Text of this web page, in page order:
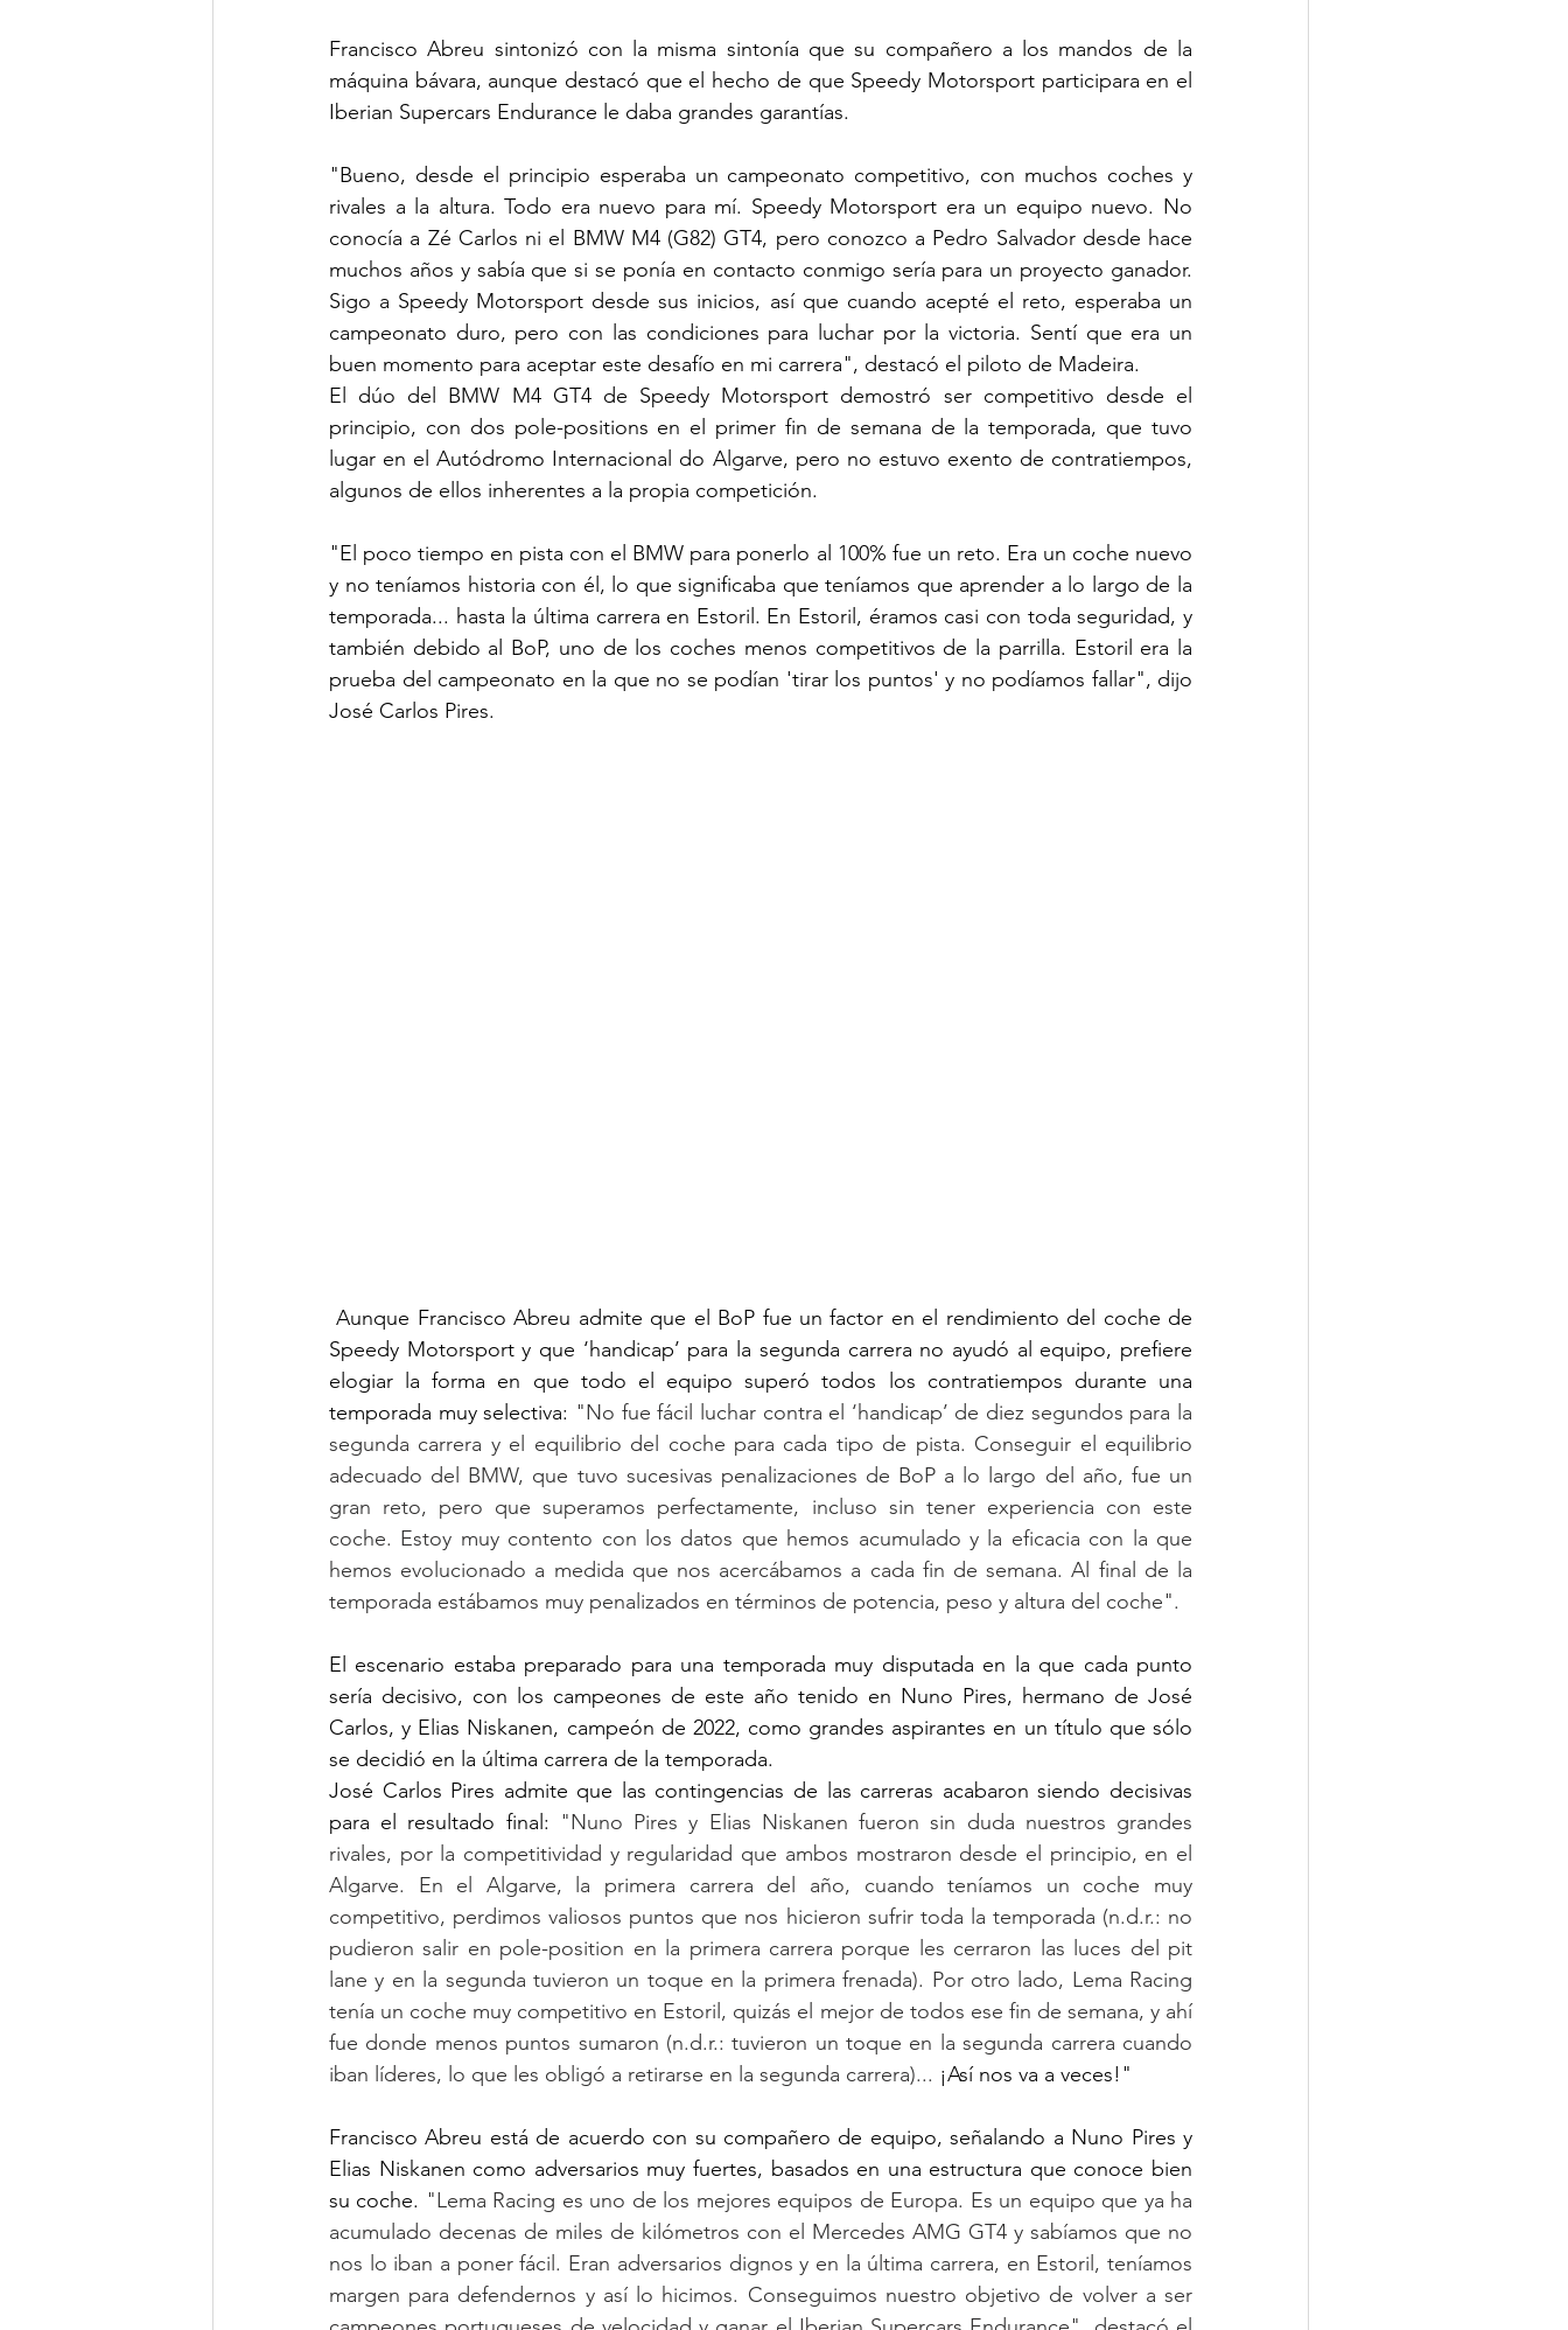
Francisco Abreu sintonizó con la misma sintonía que su compañero a los mandos de la
máquina bávara, aunque destacó que el hecho de que Speedy Motorsport participara en el
Iberian Supercars Endurance le daba grandes garantías.
"Bueno, desde el principio esperaba un campeonato competitivo, con muchos coches y
rivales a la altura. Todo era nuevo para mí. Speedy Motorsport era un equipo nuevo. No
conocía a Zé Carlos ni el BMW M4 (G82) GT4, pero conozco a Pedro Salvador desde hace
muchos años y sabía que si se ponía en contacto conmigo sería para un proyecto ganador.
Sigo a Speedy Motorsport desde sus inicios, así que cuando acepté el reto, esperaba un
campeonato duro, pero con las condiciones para luchar por la victoria. Sentí que era un
buen momento para aceptar este desafío en mi carrera", destacó el piloto de Madeira.
El dúo del BMW M4 GT4 de Speedy Motorsport demostró ser competitivo desde el
principio, con dos pole-positions en el primer fin de semana de la temporada, que tuvo
lugar en el Autódromo Internacional do Algarve, pero no estuvo exento de contratiempos,
algunos de ellos inherentes a la propia competición.
"El poco tiempo en pista con el BMW para ponerlo al 100% fue un reto. Era un coche nuevo
y no teníamos historia con él, lo que significaba que teníamos que aprender a lo largo de la
temporada... hasta la última carrera en Estoril. En Estoril, éramos casi con toda seguridad, y
también debido al BoP, uno de los coches menos competitivos de la parrilla. Estoril era la
prueba del campeonato en la que no se podían 'tirar los puntos' y no podíamos fallar", dijo
José Carlos Pires.
Aunque Francisco Abreu admite que el BoP fue un factor en el rendimiento del coche de
Speedy Motorsport y que ‘handicap’ para la segunda carrera no ayudó al equipo, prefiere
elogiar la forma en que todo el equipo superó todos los contratiempos durante una
temporada muy selectiva: "No fue fácil luchar contra el ‘handicap’ de diez segundos para la
segunda carrera y el equilibrio del coche para cada tipo de pista. Conseguir el equilibrio
adecuado del BMW, que tuvo sucesivas penalizaciones de BoP a lo largo del año, fue un
gran reto, pero que superamos perfectamente, incluso sin tener experiencia con este
coche. Estoy muy contento con los datos que hemos acumulado y la eficacia con la que
hemos evolucionado a medida que nos acercábamos a cada fin de semana. Al final de la
temporada estábamos muy penalizados en términos de potencia, peso y altura del coche".
El escenario estaba preparado para una temporada muy disputada en la que cada punto
sería decisivo, con los campeones de este año tenido en Nuno Pires, hermano de José
Carlos, y Elias Niskanen, campeón de 2022, como grandes aspirantes en un título que sólo
se decidió en la última carrera de la temporada.
José Carlos Pires admite que las contingencias de las carreras acabaron siendo decisivas
para el resultado final:
"Nuno Pires y Elias Niskanen fueron sin duda nuestros grandes
rivales, por la competitividad y regularidad que ambos mostraron desde el principio, en el
Algarve. En el Algarve, la primera carrera del año, cuando teníamos un coche muy
competitivo, perdimos valiosos puntos que nos hicieron sufrir toda la temporada (n.d.r.: no
pudieron salir en pole-position en la primera carrera porque les cerraron las luces del pit
lane y en la segunda tuvieron un toque en la primera frenada). Por otro lado, Lema Racing
tenía un coche muy competitivo en Estoril, quizás el mejor de todos ese fin de semana, y ahí
fue donde menos puntos sumaron (n.d.r.: tuvieron un toque en la segunda carrera cuando
iban líderes, lo que les obligó a retirarse en la segunda carrera)... ¡Así nos va a veces!"
Francisco Abreu está de acuerdo con su compañero de equipo, señalando a Nuno Pires y
Elias Niskanen como adversarios muy fuertes, basados en una estructura que conoce bien
su coche. "Lema Racing es uno de los mejores equipos de Europa. Es un equipo que ya ha
acumulado decenas de miles de kilómetros con el Mercedes AMG GT4 y sabíamos que no
nos lo iban a poner fácil. Eran adversarios dignos y en la última carrera, en Estoril, teníamos
margen para defendernos y así lo hicimos. Conseguimos nuestro objetivo de volver a ser